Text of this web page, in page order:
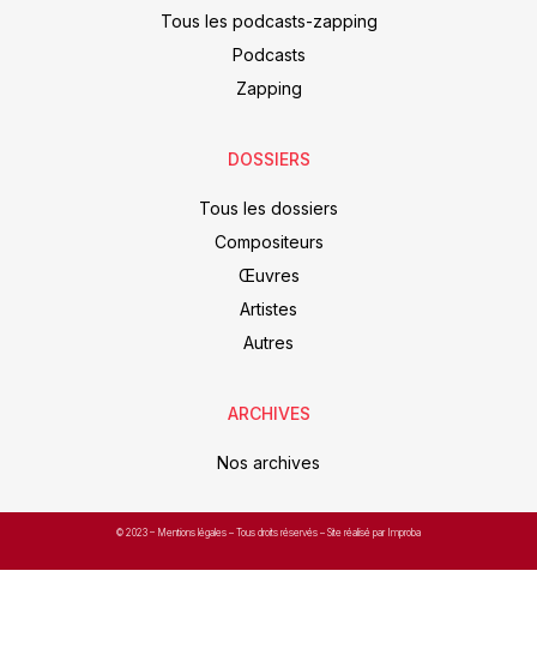
Tous les podcasts-zapping
Podcasts
Zapping
DOSSIERS
Tous les dossiers
Compositeurs
Œuvres
Artistes
Autres
ARCHIVES
Nos archives
© 2023 – Mentions légales – Tous droits réservés – Site réalisé par Improba